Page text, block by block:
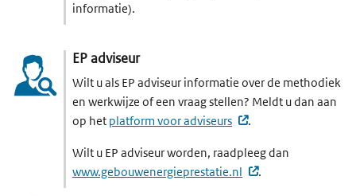
informatie).
EP adviseur
Wilt u als EP adviseur informatie over de methodiek
en werkwijze of een vraag stellen? Meldt u dan aan
op het platform voor adviseurs (externe website,
.
Wilt u EP adviseur worden, raadpleeg dan
www.gebouwenergie­prestatie.nl
(externe website,
.